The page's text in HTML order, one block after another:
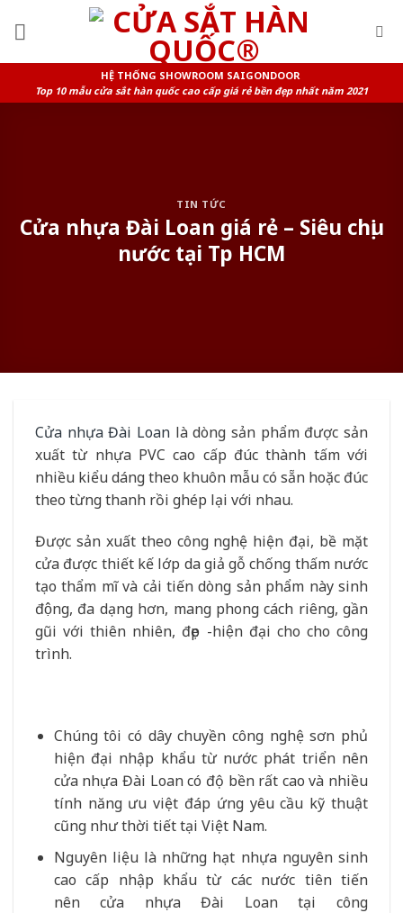
HỆ THỐNG SHOWROOM SAIGONDOOR
Top 10 mẫu cửa sắt hàn quốc cao cấp giá rẻ bền đẹp nhất năm 2021
TIN TỨC
Cửa nhựa Đài Loan giá rẻ – Siêu chịu
nước tại Tp HCM
Cửa nhựa Đài Loan là dòng sản phẩm được sản
xuất từ nhựa PVC cao cấp đúc thành tấm với
nhiều kiểu dáng theo khuôn mẫu có sẵn hoặc đúc
theo từng thanh rồi ghép lại với nhau.
Được sản xuất theo công nghệ hiện đại, bề mặt
cửa được thiết kế lớp da giả gỗ chống thấm nước
tạo thẩm mĩ và cải tiến dòng sản phẩm này sinh
động, đa dạng hơn, mang phong cách riêng, gần
gũi với thiên nhiên, đẹp -hiện đại cho cho công
trình.
Chúng tôi có dây chuyền công nghệ sơn phủ
hiện đại nhập khẩu từ nước phát triển nên
cửa nhựa Đài Loancó độ bền rất cao và nhiều
tính năng ưu việt đáp ứng yêu cầu kỹ thuật
cũng như thời tiết tại Việt Nam.
Nguyên liệu là những hạt nhựa nguyên sinh
cao cấp nhập khẩu từ các nước tiên tiến
nêncửa nhựa Đài Loantại công